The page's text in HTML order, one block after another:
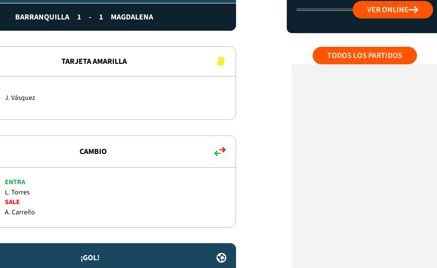
BARRANQUILLA 1 - 1 MAGDALENA
TARJETA AMARILLA
J. Vásquez
CAMBIO
ENTRA
L. Torres
SALE
A. Carreño
¡GOL!
VER ONLINE
TODOS LOS PARTIDOS